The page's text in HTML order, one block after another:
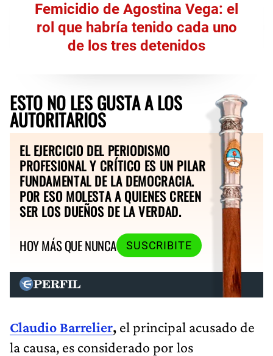
Femicidio de Agostina Vega: el
rol que habría tenido cada uno
de los tres detenidos
ESTO NO LES GUSTA A LOS
AUTORITARIOS
EL EJERCICIO DEL PERIODISMO
PROFESIONAL Y CRÍTICO ES UN PILAR
FUNDAMENTAL DE LA DEMOCRACIA.
POR ESO MOLESTA A QUIENES CREEN
SER LOS DUEÑOS DE LA VERDAD.
HOY MÁS QUE NUNCA
SUSCRIBITE
Claudio Barrelier, el principal acusado de
la causa, es considerado por los